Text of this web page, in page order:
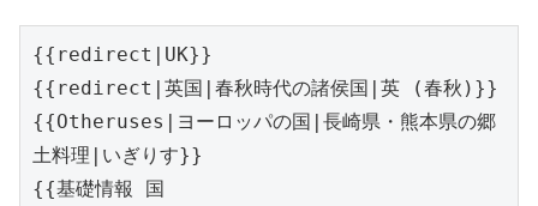
{{redirect|UK}}
{{redirect|英国|春秋時代の諸侯国|英 (春秋)}}
{{Otheruses|ヨーロッパの国|長崎県・熊本県の郷
土料理|いぎりす}}
{{基礎情報 国